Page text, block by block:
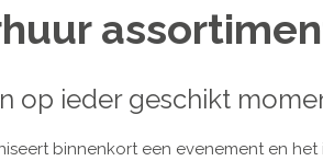
op ieder geschikt
binnenkort een evenement en